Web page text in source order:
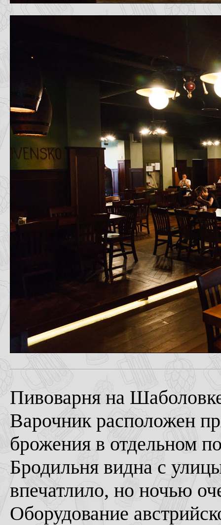
Пивоварня на
Варочник расположен
брожения в отдельном
Бродильня видна с
впечатлило, но ночью
Оборудование